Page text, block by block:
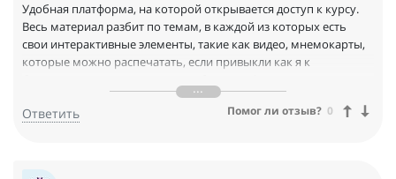
Удобная платформа, на которой открывается доступ к курсу.
Весь материал разбит по темам, в каждой из которых есть
свои интерактивные элементы, такие как видео, мнемокарты,
которые можно распечатать, если привыкли как я к
много времени, что особенно порадовало, потому что
занятость у меня полная и было бы сложно совмещать
Ответить Помог ли отзыв? 0